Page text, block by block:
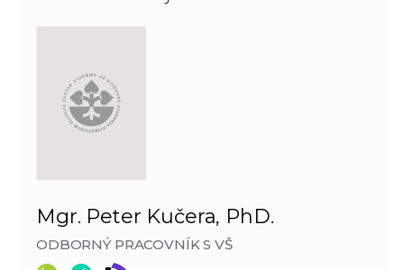
Mgr. Peter Kučera, PhD.
ODBORNÝ PRACOVNÍK S VŠ